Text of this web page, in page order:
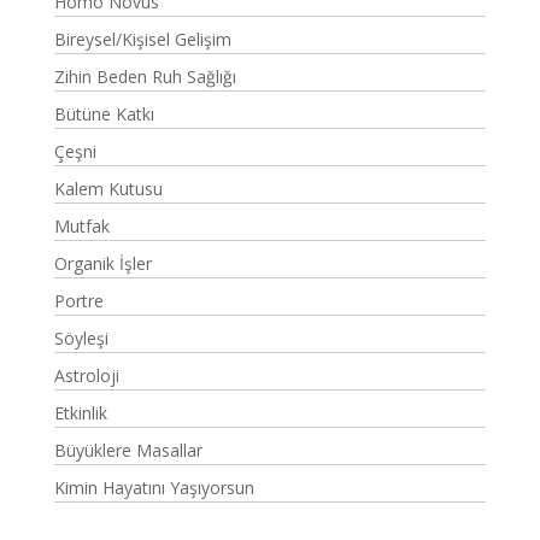
Bireysel/Kişisel Gelişim
Zihin Beden Ruh Sağlığı
Bütüne Katkı
Çeşni
Kalem Kutusu
Mutfak
Organik İşler
Portre
Söyleşi
Astroloji
Etkinlik
Büyüklere Masallar
Kimin Hayatını Yaşıyorsun